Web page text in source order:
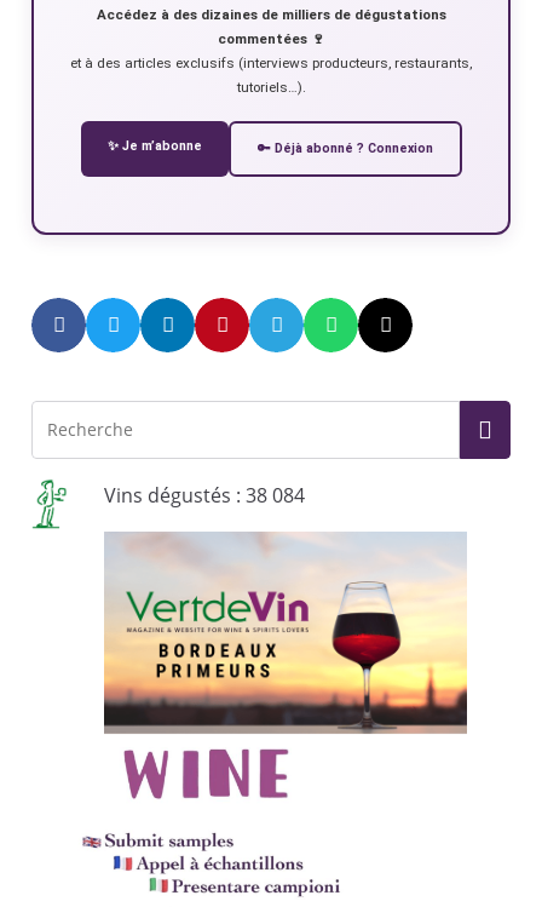
Accédez à des dizaines de milliers de dégustations
commentées 🍷
et à des articles exclusifs (interviews producteurs, restaurants,
tutoriels…).
✨ Je m’abonne 🔑 Déjà abonné ? Connexion
Vins dégustés : 38 084